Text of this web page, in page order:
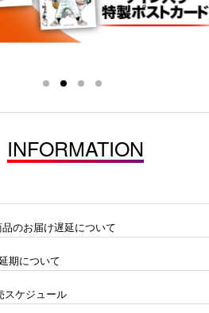
INFORMATION
のお届け遅延について
期について
スケジュール